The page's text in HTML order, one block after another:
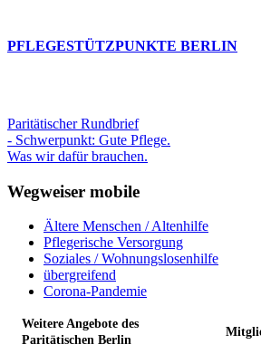
PFLEGESTÜTZPUNKTE BERLIN
Paritätischer Rundbrief
- Schwerpunkt: Gute Pflege.
Was wir dafür brauchen.
Wegweiser mobile
Ältere Menschen / Altenhilfe
Pflegerische Versorgung
Soziales / Wohnungslosenhilfe
übergreifend
Corona-Pandemie
Weitere Angebote des
Paritätischen Berlin